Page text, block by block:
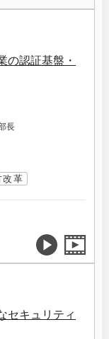
の認証基盤・
長
改革
セキュリティ